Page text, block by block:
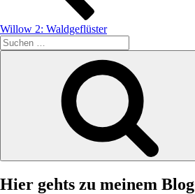
Willow 2: Waldgeflüster
Suche
nach:
Hier gehts zu meinem Blog